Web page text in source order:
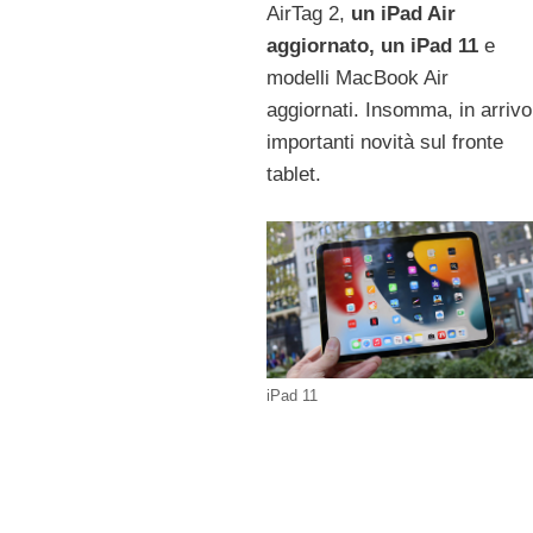
AirTag 2, un iPad Air
aggiornato, un iPad 11e
modelli MacBook Air
aggiornati. Insomma, in arrivo
importanti novità sul fronte
tablet.
iPad 11